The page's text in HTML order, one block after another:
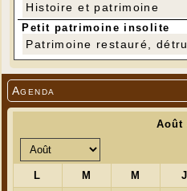
Agenda
Histoire et patrimoine
Petit patrimoine insolite
Patrimoine restauré,